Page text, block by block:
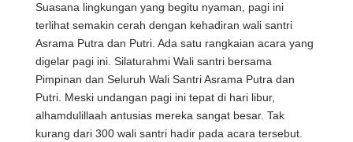
Suasana lingkungan yang begitu nyaman, pagi ini
terlihat semakin cerah dengan kehadiran wali santri
Asrama Putra dan Putri. Ada satu rangkaian acara yang
digelar pagi ini. Silaturahmi Wali santri bersama
Pimpinan dan Seluruh Wali Santri Asrama Putra dan
Putri. Meski undangan pagi ini tepat di hari libur,
alhamdulillaah antusias mereka sangat besar. Tak
kurang dari 300 wali santri hadir pada acara tersebut.